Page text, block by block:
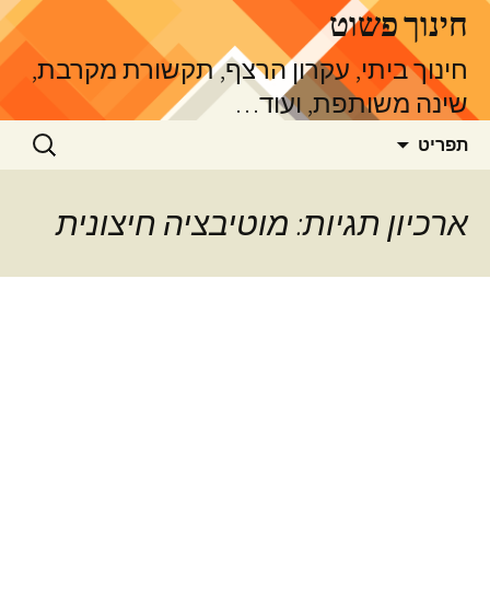
לדלג
לתוכןחינוך פשוט
חינוך ביתי, עקרון הרצף, תקשורת מקרבת,
שינה משותפת, ועוד…
תפריט חיפוש:
ארכיון תגיות: מוטיבציה חיצונית